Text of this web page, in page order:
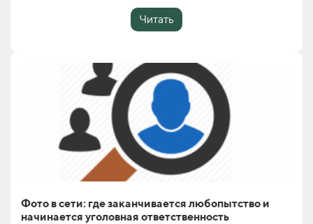
Читать
Фото в сети: где заканчивается любопытство и
начинается уголовная ответственность